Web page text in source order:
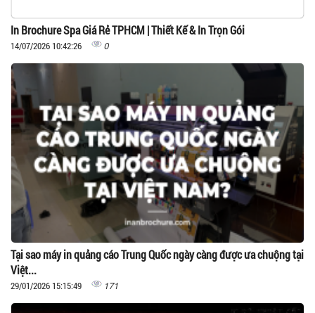
In Brochure Spa Giá Rẻ TPHCM | Thiết Kế & In Trọn Gói
14/07/2026 10:42:26 0
Tại sao máy in quảng cáo Trung Quốc ngày càng được ưa chuộng tại
Việt...
29/01/2026 15:15:49 171